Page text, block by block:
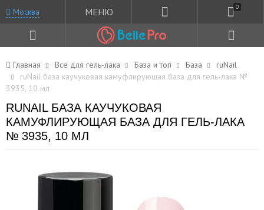
Москва МЕНЮ 0
Главная Все для гель-лака База и топ База
ruNail
ruNail база каучуковая камуфлирующая база для гель-лака №
3935, 10 мл
RUNAIL БАЗА КАУЧУКОВАЯ
КАМУФЛИРУЮЩАЯ БАЗА ДЛЯ ГЕЛЬ-ЛАКА
№ 3935, 10 МЛ